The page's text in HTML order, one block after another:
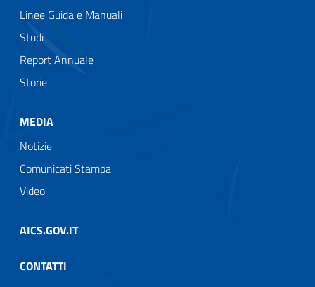
Linee Guida e Manuali
Studi
Report Annuale
Storie
MEDIA
Notizie
Comunicati Stampa
Video
AICS.GOV.IT
CONTATTI